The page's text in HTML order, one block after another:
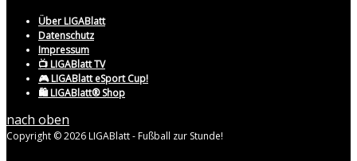
Über LIGABlatt
Datenschutz
Impressum
📺 LIGABlatt TV
🎮 LIGABlatt eSport Cup!
🛍️ LIGABlatt® Shop
nach oben
Copyright © 2026 LIGABlatt - Fußball zur Stunde!